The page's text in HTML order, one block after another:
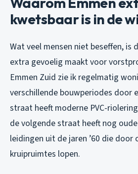
kwetsbaar is in de
Wat veel mensen niet beseffen, is
extra gevoelig maakt voor
Emmen Zuid zie ik regelmatig
verschillende bouwperiodes door
straat heeft moderne PVC-
de volgende straat heeft nog
leidingen uit de jaren ’60 die door
kruipruimtes lopen.